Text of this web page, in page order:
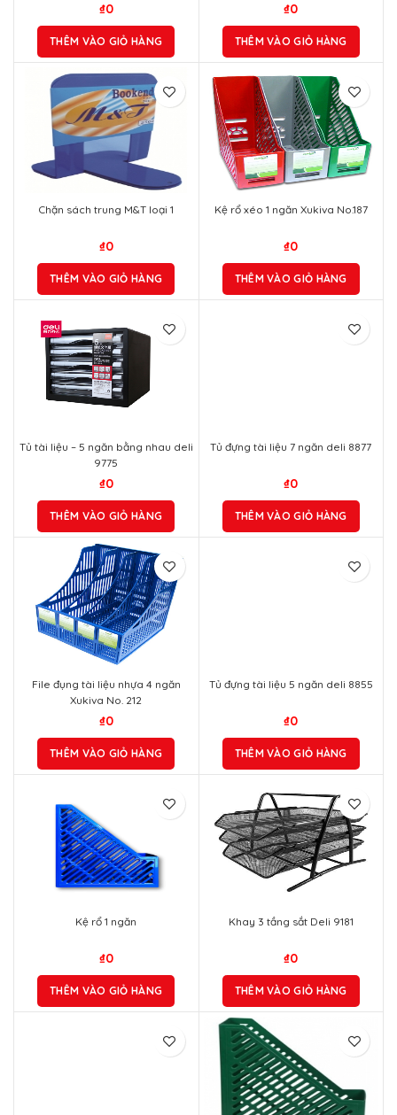
₫0
THÊM VÀO GIỎ HÀNG
₫0
THÊM VÀO GIỎ HÀNG
Chặn sách trung M&T loại 1
₫0
THÊM VÀO GIỎ HÀNG
Kệ rổ xéo 1 ngăn Xukiva No.187
₫0
THÊM VÀO GIỎ HÀNG
Tủ tài liệu – 5 ngăn bằng nhau deli
9775
₫0
THÊM VÀO GIỎ HÀNG
Tủ đựng tài liệu 7 ngăn deli 8877
₫0
THÊM VÀO GIỎ HÀNG
File đụng tài liệu nhựa 4 ngăn
Xukiva No. 212
₫0
THÊM VÀO GIỎ HÀNG
Tủ đựng tài liệu 5 ngăn deli 8855
₫0
THÊM VÀO GIỎ HÀNG
Kệ rổ 1 ngăn
₫0
THÊM VÀO GIỎ HÀNG
Khay 3 tầng sắt Deli 9181
₫0
THÊM VÀO GIỎ HÀNG